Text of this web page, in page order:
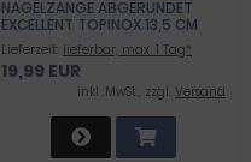
NAGELZANGE ABGERUNDET
EXCELLENT TOPINOX 13,5 CM
Lieferzeit: lieferbar, max. 1 Tag*
19,99 EUR
inkl .MwSt., zzgl. Versand